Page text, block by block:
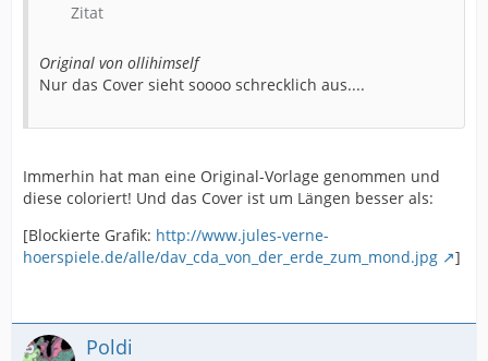
Zitat
Original von ollihimself
Nur das Cover sieht soooo schrecklich aus....
Immerhin hat man eine Original-Vorlage genommen und
diese coloriert! Und das Cover ist um Längen besser als:
[Blockierte Grafik: http://www.jules-verne-
hoerspiele.de/alle/dav_cda_von_der_erde_zum_mond.jpg
]
Poldi